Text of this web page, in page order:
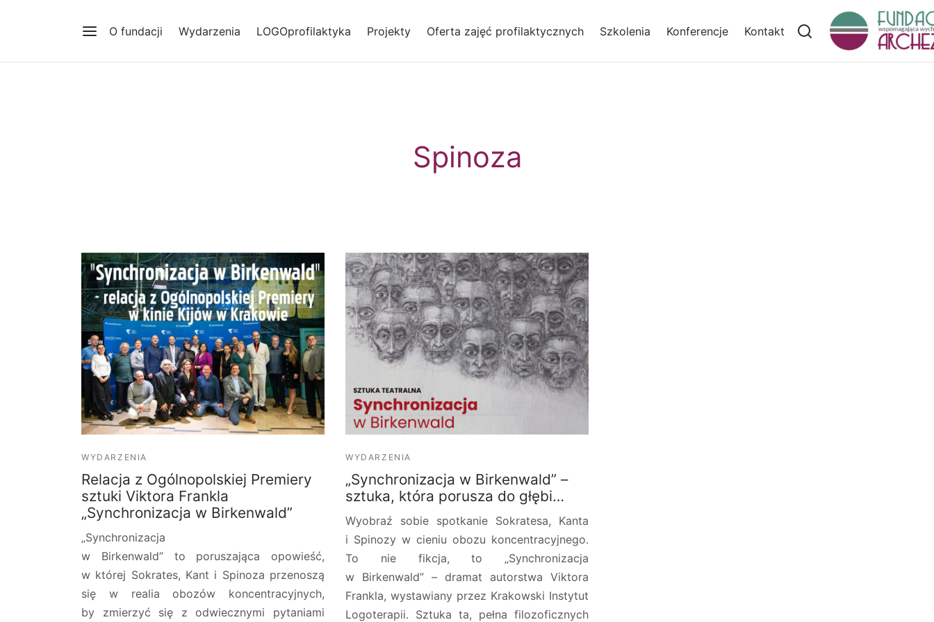
O fundacji Wydarzenia LOGOprofilaktyka Projekty Oferta zajęć profilaktycznych Szkolenia Konferencje Kontakt
Spinoza
WYDARZENIA
Relacja z Ogólnopolskiej Premiery
sztuki Viktora Frankla
„Synchronizacja w Birkenwald”
„Synchronizacja
w Birkenwald” to poruszająca opowieść,
w której Sokrates, Kant i Spinoza przenoszą
się w realia obozów koncentracyjnych,
by zmierzyć się z odwiecznymi pytaniami
WYDARZENIA
„Synchronizacja w Birkenwald” –
sztuka, która porusza do głębi…
Wyobraź sobie spotkanie Sokratesa, Kanta
i Spinozy w cieniu obozu koncentracyjnego.
To nie fikcja, to „Synchronizacja
w Birkenwald” – dramat autorstwa Viktora
Frankla, wystawiany przez Krakowski Instytut
Logoterapii. Sztuka ta, pełna filozoficznych